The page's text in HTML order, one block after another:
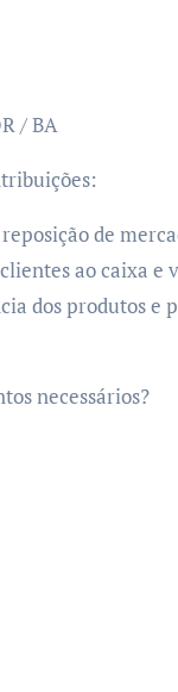
/ BA
de
ao caixa e
dos produtos e
necessários?